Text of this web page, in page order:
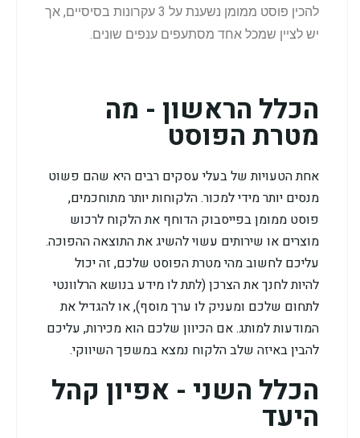
להכין פוסט ממומן נשענת על 3 עקרונות בסיסיים, אך
יש לציין שמכל אחד מסתעפים ענפים שונים.
הכלל הראשון - מה
מטרת הפוסט
אחת הטעויות של בעלי עסקים רבים היא שהם פשוט
מנסים יותר מידי למכור. הלקוחות יותר מתוחכמים,
פוסט ממומן בפייסבוק הדוחף את הלקוח לרכוש
מוצרים או שירותים עשוי להשיג את התוצאה ההפוכה.
עליכם לחשוב מהי מטרת הפוסט שלכם, זה יכול
להיות לחנך את הצרכן (לתת לו מידע בנושא הרלוונטי
לתחום שלכם ומעניק לו ערך מוסף), או להגדיל את
המודעות למותג. אם הכיוון שלכם הוא מכירות, עליכם
להבין באיזה שלב הלקוח נמצא במשפך השיווקי.
הכלל השני - אפיון קהל
היעד